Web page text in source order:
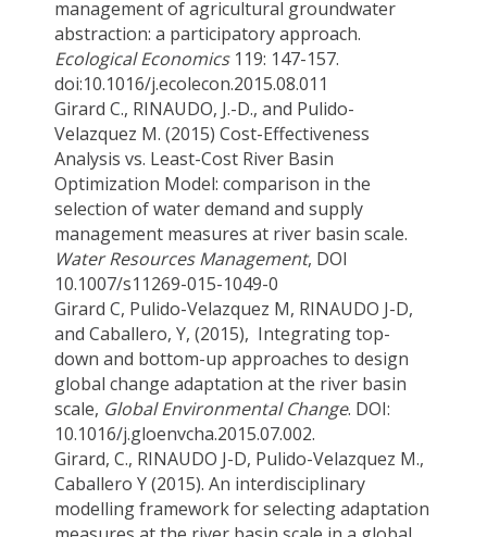
management of agricultural groundwater
abstraction: a participatory approach.
Ecological Economics119: 147-157.
doi:10.1016/j.ecolecon.2015.08.011
Girard C., RINAUDO, J.-D., and Pulido-
Velazquez M. (2015) Cost-Effectiveness
Analysis vs. Least-Cost River Basin
Optimization Model: comparison in the
selection of water demand and supply
management measures at river basin scale.
Water Resources Management, DOI
10.1007/s11269-015-1049-0
Girard C, Pulido-Velazquez M, RINAUDO J-D,
and Caballero, Y, (2015), Integrating top-
down and bottom-up approaches to design
global change adaptation at the river basin
scale, Global Environmental Change. DOI:
10.1016/j.gloenvcha.2015.07.002.
Girard, C., RINAUDO J-D, Pulido-Velazquez M.,
Caballero Y (2015). An interdisciplinary
modelling framework for selecting adaptation